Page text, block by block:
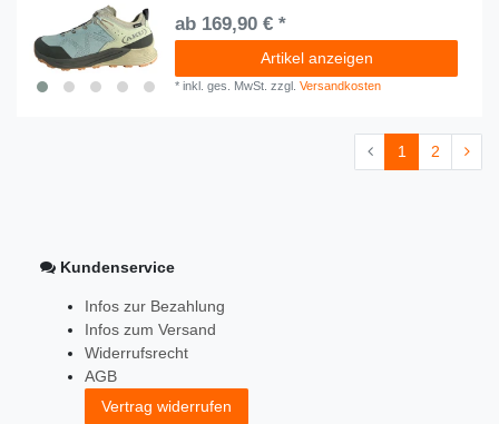
ab 169,90 € *
Artikel anzeigen
*inkl. ges. MwSt. zzgl.Versandkosten
1 2
Kundenservice
Infos zur Bezahlung
Infos zum Versand
Widerrufsrecht
AGB
Vertrag widerrufen